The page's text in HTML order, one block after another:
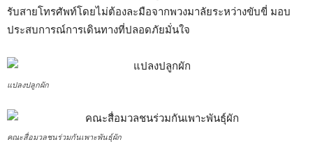
รับสายโทรศัพท์โดยไม่ต้องละมือจากพวงมาลัยระหว่างขับขี่ มอบ
ประสบการณ์การเดินทางที่ปลอดภัยมั่นใจ
แปลงปลูกผัก
คณะสื่อมวลชนร่วมกันเพาะพันธุ์ผัก